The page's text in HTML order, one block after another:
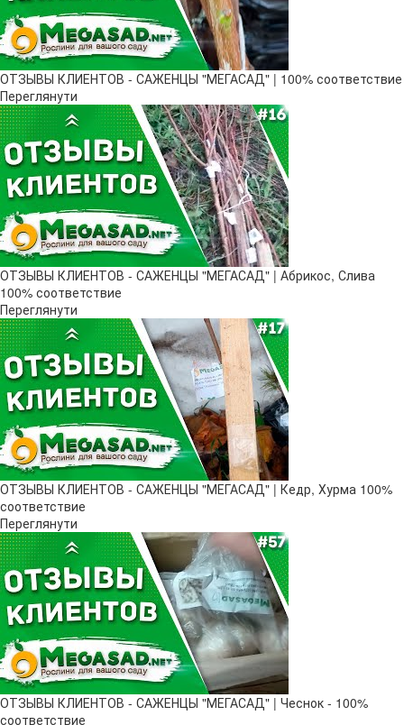
ОТЗЫВЫ КЛИЕНТОВ - САЖЕНЦЫ "МЕГАСАД" | 100% соответствие
Переглянути
ОТЗЫВЫ КЛИЕНТОВ - САЖЕНЦЫ "МЕГАСАД" | Абрикос, Слива
100% соответствие
Переглянути
ОТЗЫВЫ КЛИЕНТОВ - САЖЕНЦЫ "МЕГАСАД" | Кедр, Хурма 100%
соответствие
Переглянути
ОТЗЫВЫ КЛИЕНТОВ - САЖЕНЦЫ "МЕГАСАД" | Чеснок - 100%
соответствие